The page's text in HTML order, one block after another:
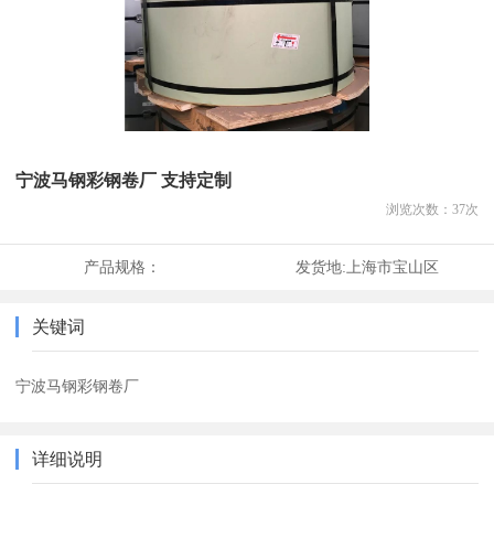
宁波马钢彩钢卷厂 支持定制
浏览次数： 37次
产品规格： 发货地: 上海市宝山区
关键词
宁波马钢彩钢卷厂
详细说明